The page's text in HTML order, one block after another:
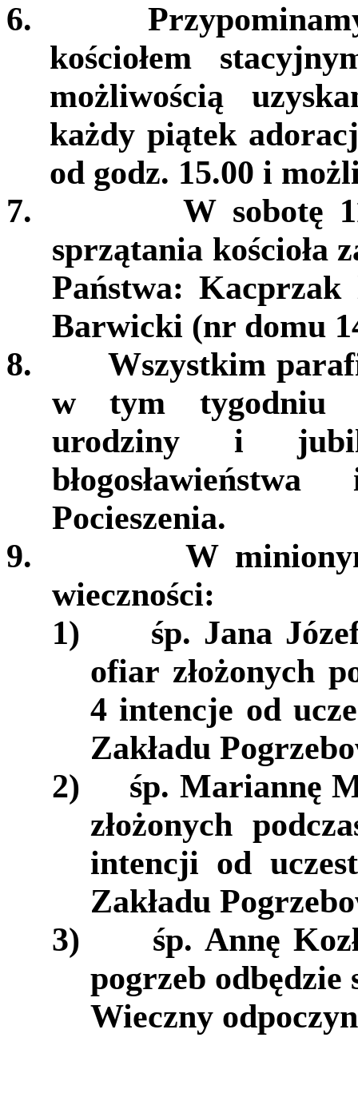
6.
kościołem
możliwością
każdy piątek
od godz. 15.00 i
7.
W sobotę
sprzątania kościoła
Państwa:
Barwicki (nr domu
8.
Wszystkim
w tym tygodniu
urodziny i
Pocieszenia.
9.
W
wieczności:
1)
śp. Jana
ofiar złożonych
4 intencje od
Zakładu
2)
śp. Mariannę
złożonych
intencji od
Zakładu
3)
śp. Annę
pogrzeb odbędzie
Wieczny